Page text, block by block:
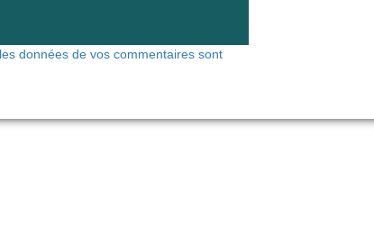
données de vos commentaires sont